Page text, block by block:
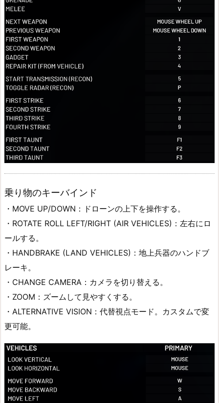
乗り物のキーバインド
・MOVE UP/DOWN：ドローンの上下を操作する。
・ROTATE ROLL LEFT/RIGHT (AIR VEHICLES)：左右にロ
ールする。
・HANDBRAKE (LAND VEHICLES)：地上兵器のハンドブ
レーキ。
・CHANGE CAMERA：カメラを切り替える。
・ZOOM：ズームして見やすくする。
・ALTERNATIVE VISION：代替視点モード。カスタムで変
更可能。